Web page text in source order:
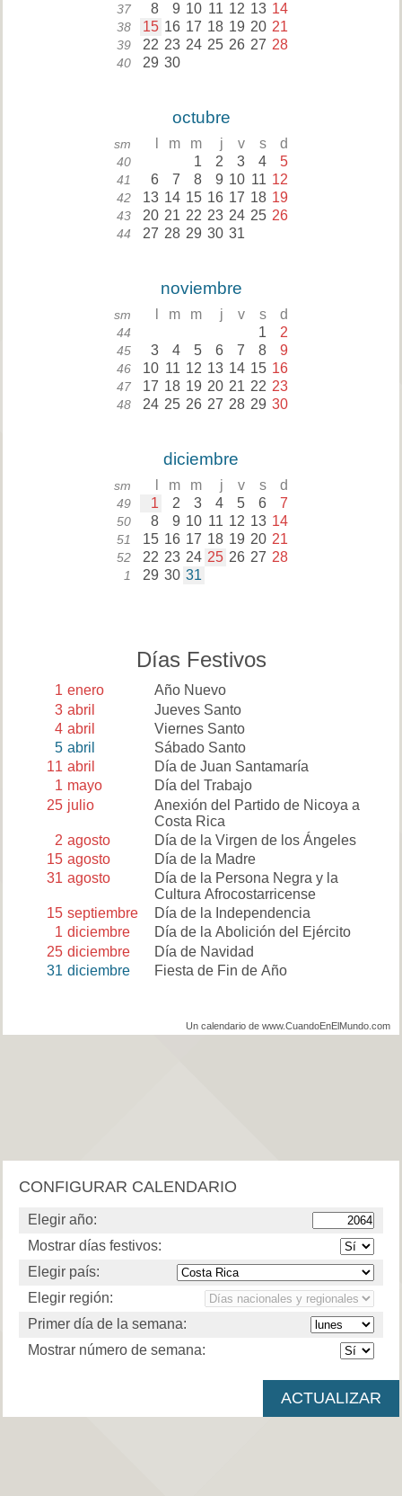
37 8 9 10 11 12 13 14
38 15 16 17 18 19 20 21
39 22 23 24 25 26 27 28
40 29 30
octubre
sm m m j v s d
40 1 2 3 4 5
41 6 7 8 9 10 11 12
42 13 14 15 16 17 18 19
43 20 21 22 23 24 25 26
44 27 28 29 30 31
noviembre
sm m m j v s d
44 1 2
45 3 4 5 6 7 8 9
46 10 11 12 13 14 15 16
47 17 18 19 20 21 22 23
48 24 25 26 27 28 29 30
diciembre
sm m m j v s d
49 1 2 3 4 5 6 7
50 8 9 10 11 12 13 14
51 15 16 17 18 19 20 21
52 22 23 24 25 26 27 28
1 29 30 31
Días Festivos
1 enero
Año Nuevo
3 abril
Jueves Santo
4 abril
Viernes Santo
5 abril
Sábado Santo
11 abril
Día de Juan Santamaría
1 mayo
Día del Trabajo
25 julio
Anexión del Partido de Nicoya a
Costa Rica
2 agosto
Día de la Virgen de los Ángeles
15 agosto
Día de la Madre
31 agosto
Día de la Persona Negra y la
Cultura Afrocostarricense
15 septiembre
Día de la Independencia
1 diciembre
Día de la Abolición del Ejército
25 diciembre
Día de Navidad
31 diciembre Fiesta de Fin de Año
Un calendario de www.CuandoEnElMundo.com
CONFIGURAR CALENDARIO
Elegir año:
Mostrar días festivos:
Elegir país:
Elegir región:
Primer día de la semana:
Mostrar número de semana: